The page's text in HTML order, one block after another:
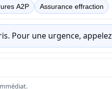
A2P Assurance effraction
Pour une urgence, appelez